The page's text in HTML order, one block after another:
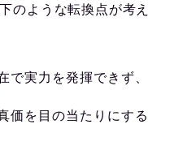
のような転換点が考え
で実力を発揮できず、
価を目の当たりにする